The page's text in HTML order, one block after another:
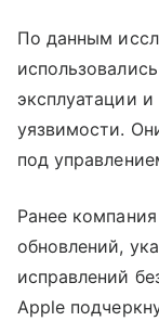
По данным
эксплуатации
уязвимости.
под
Ранее
обновлений,
исправлений
Apple